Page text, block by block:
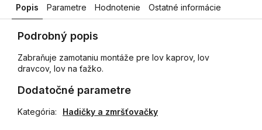
Popis Parametre Hodnotenie Ostatné informácie
Podrobný popis
Zabraňuje zamotaniu montáže pre lov kaprov, lov
dravcov, lov na ťažko.
Dodatočné parametre
Kategória: Hadičky a zmršťovačky